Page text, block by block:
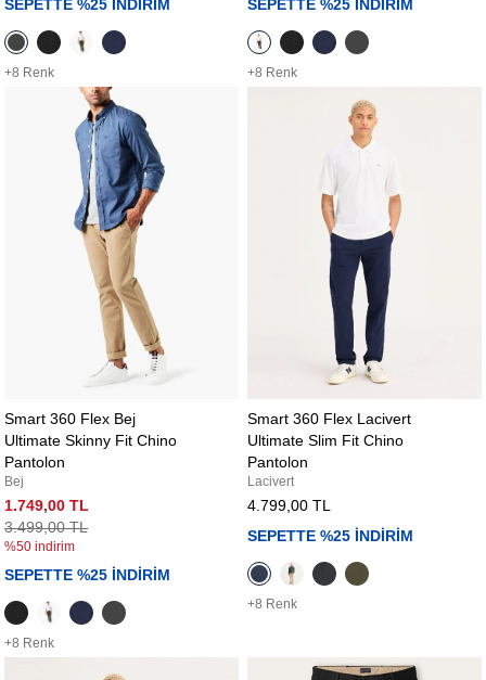
+8 Renk
SEPETTE %25 İNDİRİM
+8 Renk
SEPETTE %25 İNDİRİM
+8 Renk
Smart 360 Flex Bej
Ultimate Skinny Fit Chino
Pantolon
Bej
3.499,00 TL
1.749,00 TL
%50 indirim
SEPETTE %25 İNDİRİM
+8 Renk
Smart 360 Flex Lacivert
Ultimate Slim Fit Chino
Pantolon
Lacivert
4.799,00 TL
SEPETTE %25 İNDİRİM